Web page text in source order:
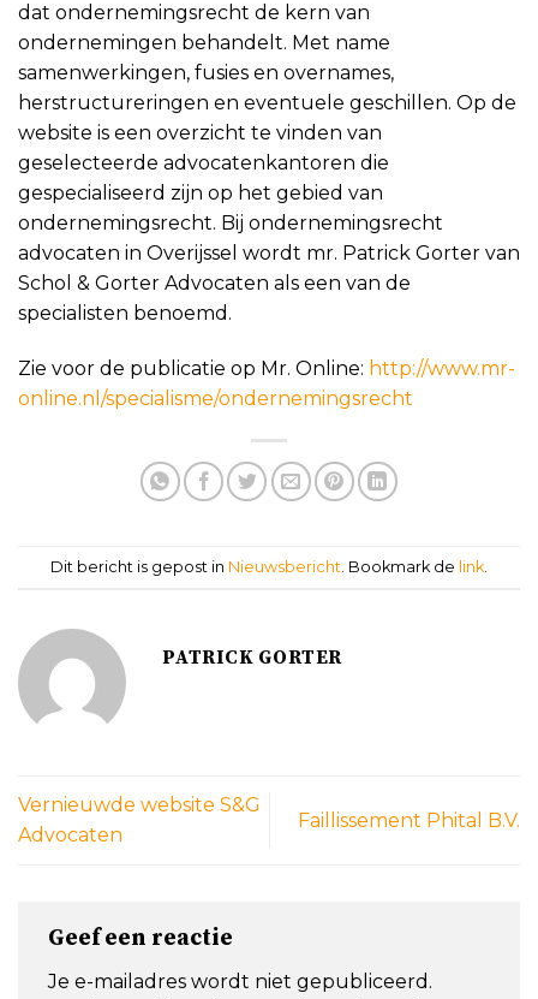
dat ondernemingsrecht de kern van
ondernemingen behandelt. Met name
samenwerkingen, fusies en overnames,
herstructureringen en eventuele geschillen. Op de
website is een overzicht te vinden van
geselecteerde advocatenkantoren die
gespecialiseerd zijn op het gebied van
ondernemingsrecht. Bij ondernemingsrecht
advocaten in Overijssel wordt mr. Patrick Gorter van
Schol & Gorter Advocaten als een van de
specialisten benoemd.
Zie voor de publicatie op Mr. Online: http://www.mr-
online.nl/specialisme/ondernemingsrecht
Dit bericht is gepost in Nieuwsbericht . Bookmark de link
PATRICK GORTER
Vernieuwde website S&G
Advocaten
Faillissement Phital B.V.
Geef een reactie
Je e-mailadres wordt niet gepubliceerd.